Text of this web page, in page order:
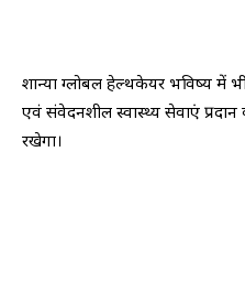
शान्या ग्लोबल हेल्थकेयर भविष्य
एवं संवेदनशील स्वास्थ्य सेवाएं
रखेगा।